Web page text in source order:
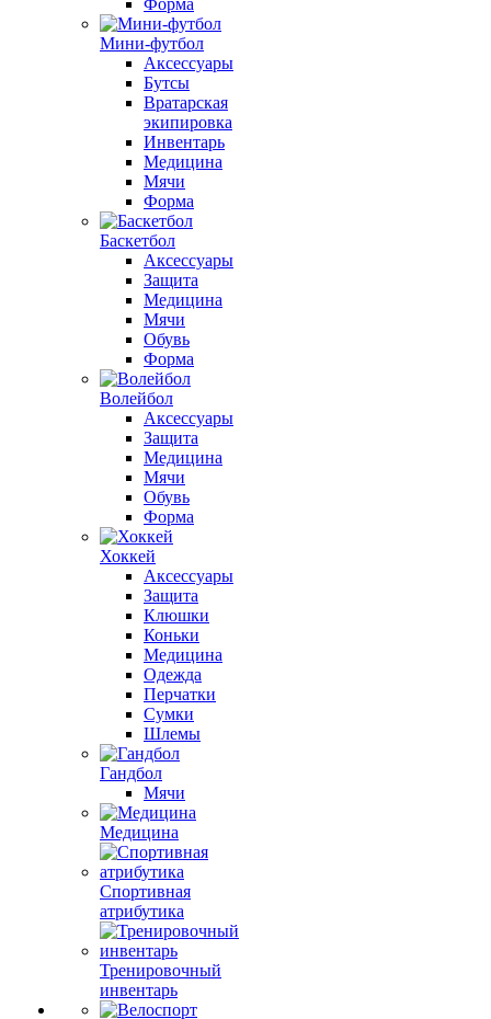
Форма
Мини-футбол
Аксессуары
Бутсы
Вратарская
экипировка
Инвентарь
Медицина
Мячи
Форма
Баскетбол
Аксессуары
Защита
Медицина
Мячи
Обувь
Форма
Волейбол
Аксессуары
Защита
Медицина
Мячи
Обувь
Форма
Хоккей
Аксессуары
Защита
Клюшки
Коньки
Медицина
Одежда
Перчатки
Сумки
Шлемы
Гандбол
Мячи
Медицина
Спортивная
атрибутика
Тренировочный
инвентарь